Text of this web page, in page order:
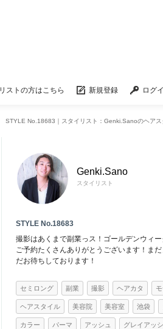
ストの方はこちら 新規登録 ログ
STYLE No.18683｜スタイリスト：Genki.Sanoのヘアス
Genki.Sano
スタイリスト
STYLE No.18683
撮影はあくまで副業っス！ゴールデンウィー
ご予約たくさんありがとうございます！まだ
だお待ちしております！
セミロング 副業 撮影 ヘアカタ
ヘアスタイル 美容院 美容室 池袋
カラー パーマ アッシュ グレイアッ